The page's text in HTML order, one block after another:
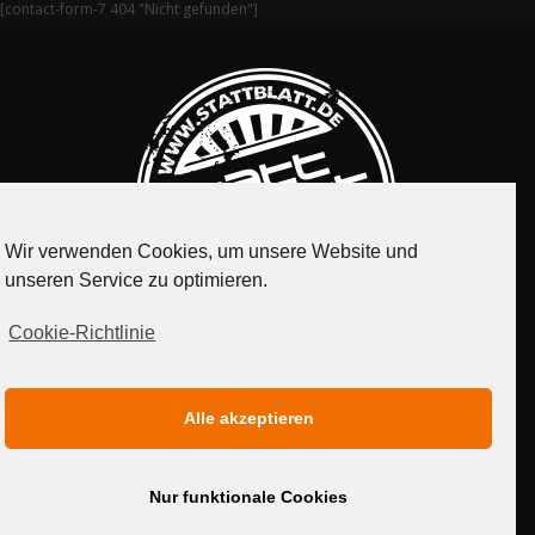
[contact-form-7 404 "Nicht gefunden"]
MEDIADATEN
Wir verwenden Cookies, um unsere Website und
unseren Service zu optimieren.
Cookie-Richtlinie
Alle akzeptieren
Nur funktionale Cookies